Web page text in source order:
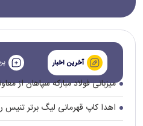
آخرین اخبار
میزبانی فولاد مبارکه سپاهان از
اهدا کاپ قهرمانی لیگ برتر تنیس